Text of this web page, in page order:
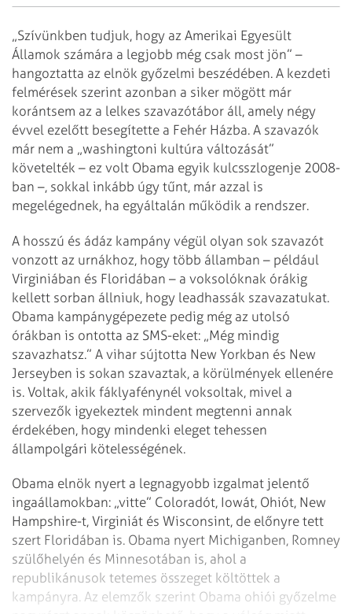
„Szívünkben tudjuk, hogy az Amerikai Egyesült
Államok számára a legjobb még csak most jön” –
hangoztatta az elnök győzelmi beszédében. A kezdeti
felmérések szerint azonban a siker mögött már
korántsem az a lelkes szavazótábor áll, amely négy
évvel ezelőtt besegítette a Fehér Házba. A szavazók
már nem a „washingtoni kultúra változását”
követelték – ez volt Obama egyik kulcsszlogenje 2008-
ban –, sokkal inkább úgy tűnt, már azzal is
megelégednek, ha egyáltalán működik a rendszer.
A hosszú és ádáz kampány végül olyan sok szavazót
vonzott az urnákhoz, hogy több államban – például
Virginiában és Floridában – a voksolóknak órákig
kellett sorban állniuk, hogy leadhassák szavazatukat.
Obama kampánygépezete pedig még az utolsó
órákban is ontotta az SMS-eket: „Még mindig
szavazhatsz.” A vihar sújtotta New Yorkban és New
Jerseyben is sokan szavaztak, a körülmények ellenére
is. Voltak, akik fáklyafénynél voksoltak, mivel a
szervezők igyekeztek mindent megtenni annak
érdekében, hogy mindenki eleget tehessen
állampolgári kötelességének.
Obama elnök nyert a legnagyobb izgalmat jelentő
ingaállamokban: „vitte” Coloradót, Iowát, Ohiót, New
Hampshire-t, Virginiát és Wisconsint, de előnyre tett
szert Floridában is. Obama nyert Michiganben, Romney
szülőhelyén és Minnesotában is, ahol a
republikánusok tetemes összeget költöttek a
kampányra. Az elemzők szerint Obama ohiói győzelme